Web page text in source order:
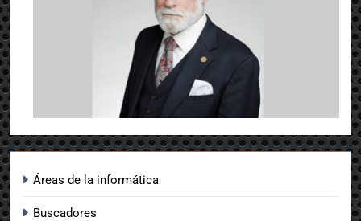
Áreas de la informática
Buscadores